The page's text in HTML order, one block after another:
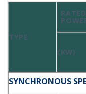
TYPE
RATED
(KW)
SYNCHRONOUS